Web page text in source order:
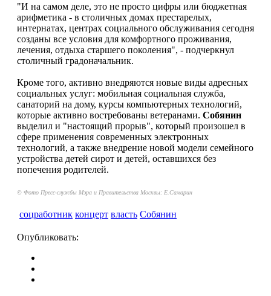
"И на самом деле, это не просто цифры или бюджетная
арифметика - в столичных домах престарелых,
интернатах, центрах социального обслуживания сегодня
созданы все условия для комфортного проживания,
лечения, отдыха старшего поколения", - подчеркнул
столичный градоначальник.
Кроме того, активно внедряются новые виды адресных
социальных услуг: мобильная социальная служба,
санаторий на дому, курсы компьютерных технологий,
которые активно востребованы ветеранами. Собянин
выделил и "настоящий прорыв", который произошел в
сфере применения современных электронных
технологий, а также внедрение новой модели семейного
устройства детей сирот и детей, оставшихся без
попечения родителей.
© Фото Пресс-службы Мэра и Правительства Москвы: Е.Самарин
соцработник концерт власть Собянин
Опубликовать: